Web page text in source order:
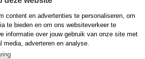
content en advertenties te personaliseren, om
te bieden en om ons websiteverkeer te
informatie over jouw gebruik van onze site met
adverteren en analyse.
van onderneming wegens
tijdens overgang
Leeuwarden, 12-10-2010